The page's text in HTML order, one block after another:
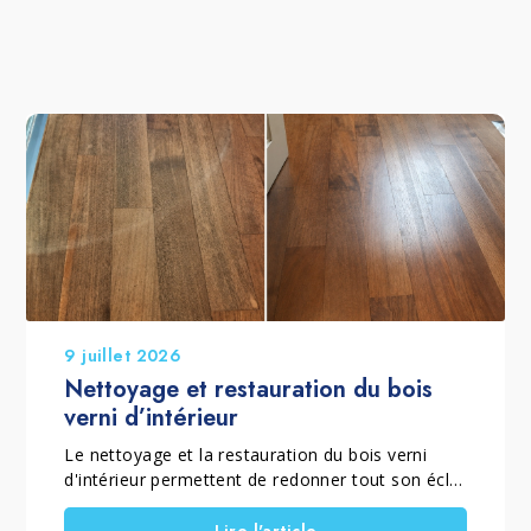
9 juillet 2026
Nettoyage et restauration du bois
verni d’intérieur
Le nettoyage et la restauration du bois verni
d'intérieur permettent de redonner tout son éclat
à un parquet verni mat ou brillant qui a perdu sa